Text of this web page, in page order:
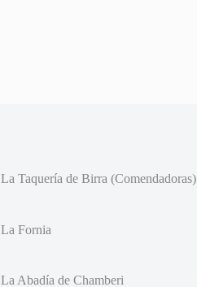
La Taquería de Birra (Comendadoras)
La Fornia
La Abadía de Chamberi